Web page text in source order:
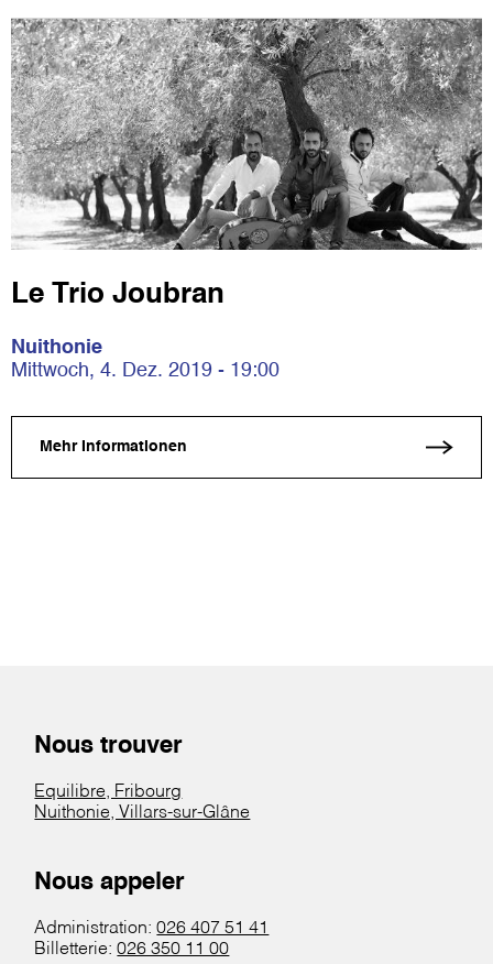
Le Trio Joubran
Nuithonie
Mittwoch, 4. Dez. 2019 - 19:00
Mehr Informationen
Nous trouver
Equilibre, Fribourg
Nuithonie, Villars-sur-Glâne
Nous appeler
Administration:026 407 51 41
Billetterie:026 350 11 00